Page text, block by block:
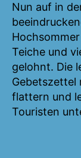
Nun auf in
Teiche und
gelohnt. Die
Gebetszettel
flattern und
Touristen